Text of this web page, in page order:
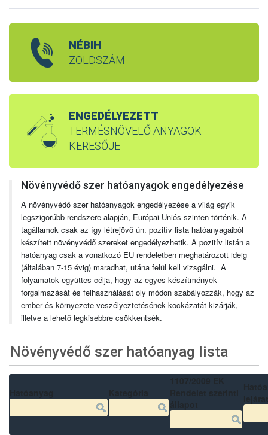
NÉBIH
ZÖLDSZÁM
ENGEDÉLYEZETT
TERMÉSNÖVELŐ ANYAGOK
KERESŐJE
Növényvédő szer hatóanyagok engedélyezése
A növényvédő szer hatóanyagok engedélyezése a világ egyik
legszigorúbb rendszere alapján, Európai Uniós szinten történik. A
tagállamok csak az így létrejövő ún. pozitív lista hatóanyagaiból
készített növényvédő szereket engedélyezhetik. A pozitív listán a
hatóanyag csak a vonatkozó EU rendeletben meghatározott ideig
(általában 7-15 évig) maradhat, utána felül kell vizsgálni. A
folyamatok együttes célja, hogy az egyes készítmények
forgalmazását és felhasználását oly módon szabályozzák, hogy az
ember és környezete veszélyeztetésének kockázatát kizárják,
illetve a lehető legkisebbre csökkentsék.
Növényvédő szer hatóanyag lista